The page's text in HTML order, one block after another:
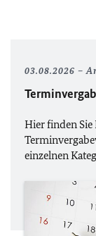
03.08.2026
Hier finden
einzelnen